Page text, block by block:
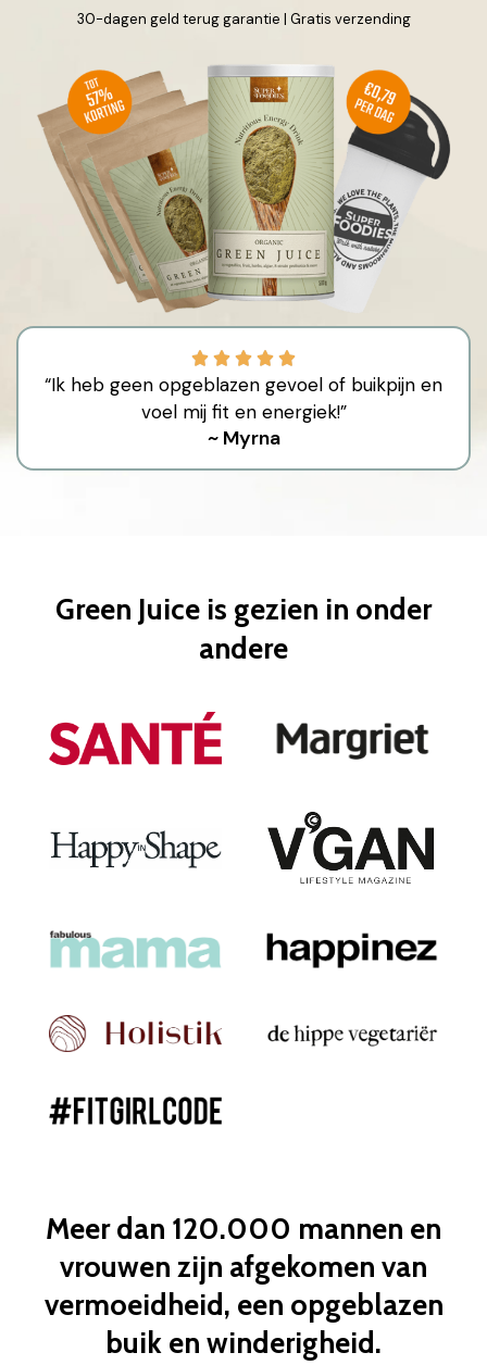
30-dagen geld terug garantie | Gratis verzending
“Ik heb geen opgeblazen gevoel of buikpijn en
voel mij fit en energiek!”
~ Myrna
Green Juice is gezien in onder
andere
Meer dan 120.000 mannen en
vrouwen zijn afgekomen van
vermoeidheid, een opgeblazen
buik en winderigheid.